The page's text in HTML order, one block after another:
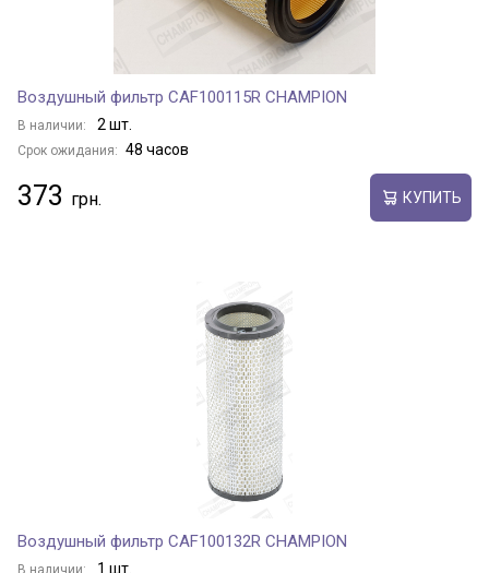
Воздушный фильтр CAF100115R CHAMPION
В наличии: 2 шт.
Срок ожидания: 48 часов
373 КУПИТЬ
Воздушный фильтр CAF100132R CHAMPION
В наличии: 1 шт.